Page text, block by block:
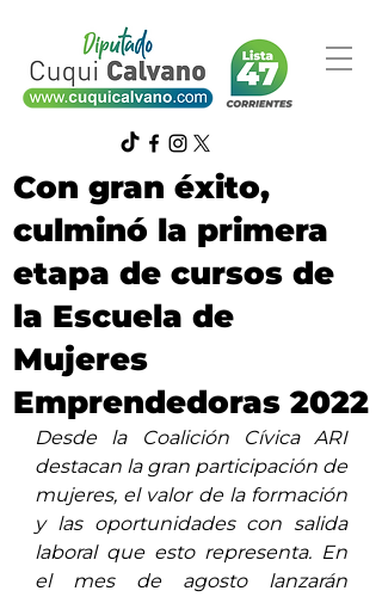
Con gran éxito,
culminó la primera
etapa de cursos de
la Escuela de
Mujeres
Emprendedoras 2022
Desde la Coalición Cívica ARI
destacan la gran participación de
mujeres, el valor de la formación
y las oportunidades con salida
laboral que esto representa. En
el mes de agosto lanzarán